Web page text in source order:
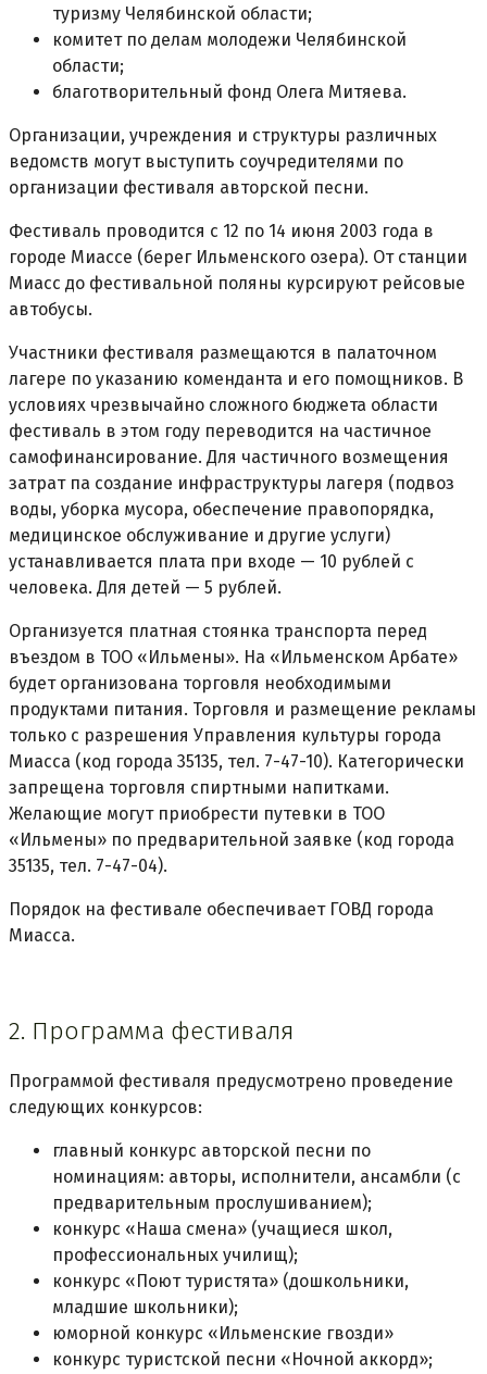
туризму Челябинской области;
комитет по делам молодежи Челябинской
области;
благотворительный фонд Олега Митяева.
Организации, учреждения и структуры различных
ведомств могут выступить соучредителями по
организации фестиваля авторской песни.
Фестиваль проводится с 12 по 14 июня 2003 года в
городе Миассе (берег Ильменского озера). От станции
Миасс до фестивальной поляны курсируют рейсовые
автобусы.
Участники фестиваля размещаются в палаточном
лагере по указанию коменданта и его помощников. В
условиях чрезвычайно сложного бюджета области
фестиваль в этом году переводится на частичное
самофинансирование. Для частичного возмещения
затрат па создание инфраструктуры лагеря (подвоз
воды, уборка мусора, обеспечение правопорядка,
медицинское обслуживание и другие услуги)
устанавливается плата при входе — 10 рублей с
человека. Для детей — 5 рублей.
Организуется платная стоянка транспорта перед
въездом в ТОО «Ильмены». На «Ильменском Арбате»
будет организована торговля необходимыми
продуктами питания. Торговля и размещение рекламы
только с разрешения Управления культуры города
Миасса (код города 35135, тел. 7-47-10). Категорически
запрещена торговля спиртными напитками.
Желающие могут приобрести путевки в ТОО
«Ильмены» по предварительной заявке (код города
35135, тел. 7-47-04).
Порядок на фестивале обеспечивает ГОВД города
Миасса.
2. Программа фестиваля
Программой фестиваля предусмотрено проведение
следующих конкурсов:
главный конкурс авторской песни по
номинациям: авторы, исполнители, ансамбли (с
предварительным прослушиванием);
конкурс «Наша смена» (учащиеся школ,
профессиональных училищ);
конкурс «Поют туристята» (дошкольники,
младшие школьники);
юморной конкурс «Ильменские гвозди»
конкурс туристской песни «Ночной аккорд»;